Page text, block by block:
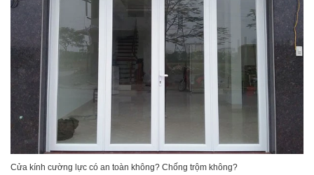
Cửa kính cường lực có an toàn không? Chống trộm không?